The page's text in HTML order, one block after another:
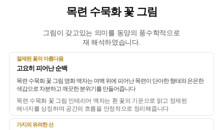
목련 수묵화 꽃 그림
그림이 갖고있는 의미를 동양의 풍수학적으로
재 해석하였습니다.
절제된 꽃의 아름다움
고요히 피어난 순백
목련 수묵화 꽃 그림 명화 액자는 여백 위에 피어난 목련이 단아한 형태와 은은한
색감으로 차분하고 깨끗한 분위기를 만들어줍니다
목련 수묵화 꽃 그림 인테리어 액자는 흰 꽃의 기운으로 맑고 정제된
에너지를 상징하며 공간의 흐름을 안정적으로 정리해줍니다
가지의 유려한 선